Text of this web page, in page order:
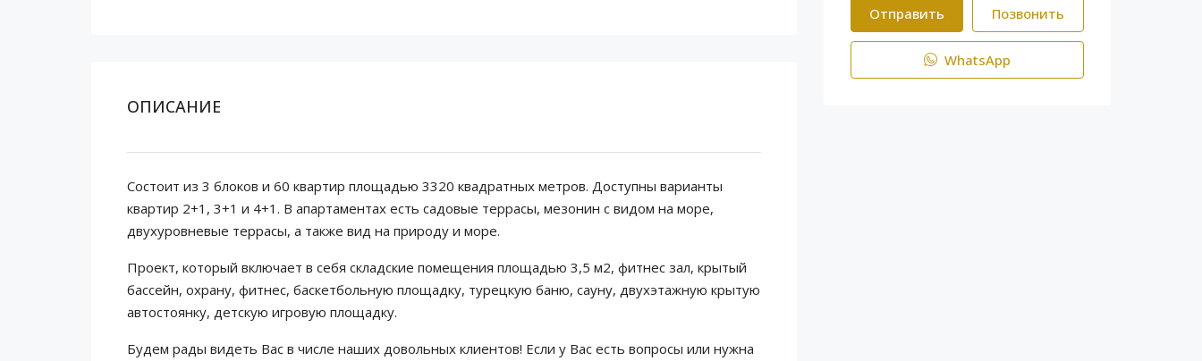
ОПИСАНИЕ
Состоит из 3 блоков и 60 квартир площадью 3320 квадратных метров. Доступны варианты
квартир 2+1, 3+1 и 4+1. В апартаментах есть садовые террасы, мезонин с видом на море,
двухуровневые террасы, а также вид на природу и море.
Проект, который включает в себя складские помещения площадью 3,5 м2, фитнес зал, крытый
бассейн, охрану, фитнес, баскетбольную площадку, турецкую баню, сауну, двухэтажную крытую
автостоянку, детскую игровую площадку.
Будем рады видеть Вас в числе наших довольных клиентов! Если у Вас есть вопросы или нужна
Отправить Позвонить
WhatsApp